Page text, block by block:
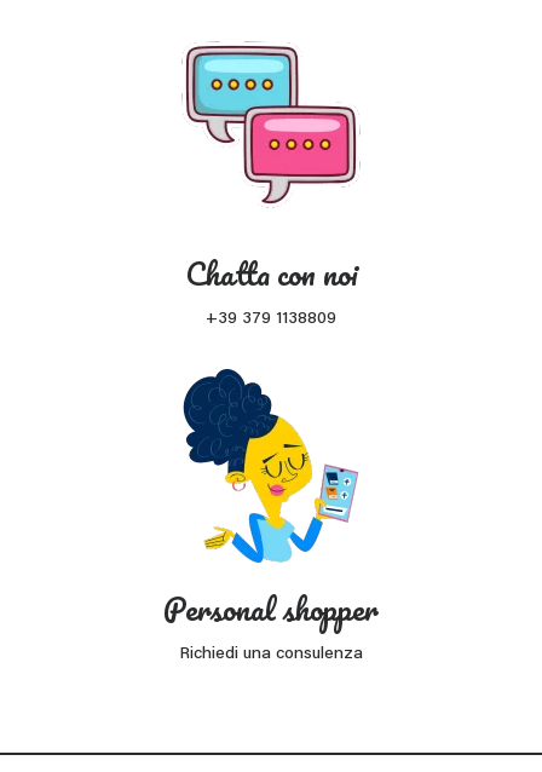
Chatta con noi
+39 379 1138809
Personal shopper
Richiedi una consulenza